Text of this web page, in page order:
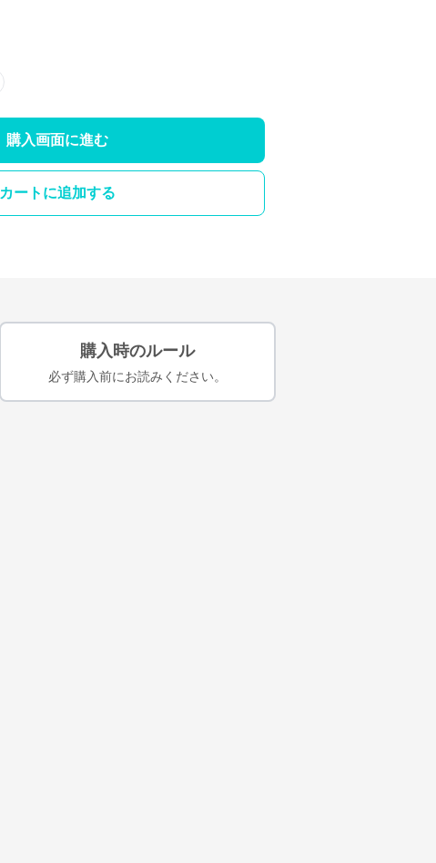
購入画面に進む
カートに追加する
購入時のルール
必ず購入前にお読みください。